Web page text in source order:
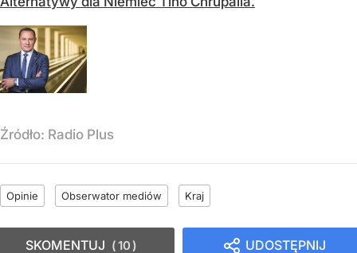
Źródło: Radio Plus
Opinie Obserwator mediów Kraj
UDOSTĘPNIJ
SKOMENTUJ 10